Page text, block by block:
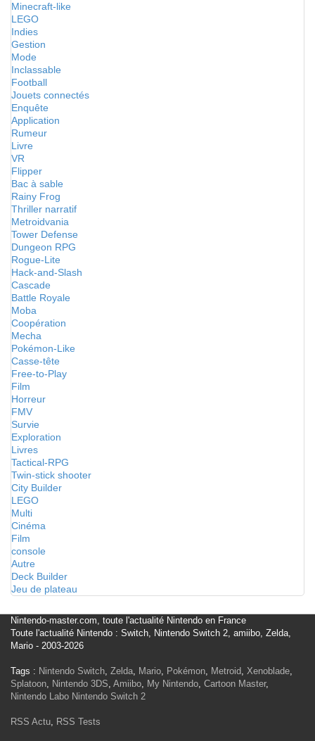
Minecraft-like
LEGO
Indies
Gestion
Mode
Inclassable
Football
Jouets connectés
Enquête
Application
Rumeur
Livre
VR
Flipper
Bac à sable
Rainy Frog
Thriller narratif
Metroidvania
Tower Defense
Dungeon RPG
Rogue-Lite
Hack-and-Slash
Cascade
Battle Royale
Moba
Coopération
Mecha
Pokémon-Like
Casse-tête
Free-to-Play
Film
Horreur
FMV
Survie
Exploration
Livres
Tactical-RPG
Twin-stick shooter
City Builder
LEGO
Multi
Cinéma
Film
console
Autre
Deck Builder
Jeu de plateau
Nintendo-master.com, toute l'actualité Nintendo en France
Toute l'actualité Nintendo : Switch, Nintendo Switch 2, amiibo, Zelda,
Mario - 2003-2026
Tags : Nintendo Switch, Zelda, Mario, Pokémon, Metroid, Xenoblade,
Splatoon, Nintendo 3DS, Amiibo, My Nintendo, Cartoon Master,
Nintendo Labo Nintendo Switch 2
RSS Actu, RSS Tests